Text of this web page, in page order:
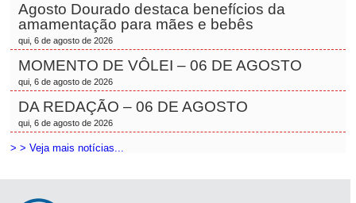
Agosto Dourado destaca benefícios da
amamentação para mães e bebês
qui, 6 de agosto de 2026
MOMENTO DE VÔLEI – 06 DE AGOSTO
qui, 6 de agosto de 2026
DA REDAÇÃO – 06 DE AGOSTO
qui, 6 de agosto de 2026
> > Veja mais notícias...